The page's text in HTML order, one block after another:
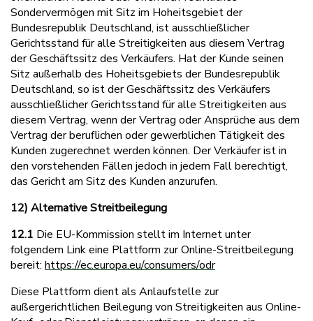
Sondervermögen mit Sitz im Hoheitsgebiet der
Bundesrepublik Deutschland, ist ausschließlicher
Gerichtsstand für alle Streitigkeiten aus diesem Vertrag
der Geschäftssitz des Verkäufers. Hat der Kunde seinen
Sitz außerhalb des Hoheitsgebiets der Bundesrepublik
Deutschland, so ist der Geschäftssitz des Verkäufers
ausschließlicher Gerichtsstand für alle Streitigkeiten aus
diesem Vertrag, wenn der Vertrag oder Ansprüche aus dem
Vertrag der beruflichen oder gewerblichen Tätigkeit des
Kunden zugerechnet werden können. Der Verkäufer ist in
den vorstehenden Fällen jedoch in jedem Fall berechtigt,
das Gericht am Sitz des Kunden anzurufen.
12) Alternative Streitbeilegung
12.1 Die EU-Kommission stellt im Internet unter
folgendem Link eine Plattform zur Online-Streitbeilegung
bereit: https://ec.europa.eu/consumers/odr
Diese Plattform dient als Anlaufstelle zur
außergerichtlichen Beilegung von Streitigkeiten aus Online-